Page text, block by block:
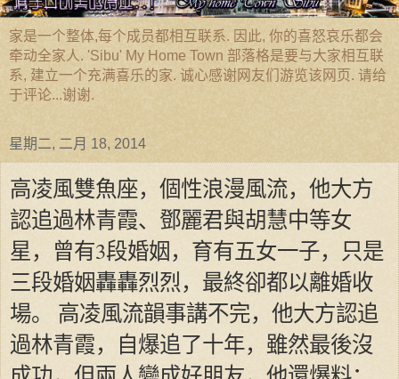
家是一个整体,每个成员都相互联系. 因此, 你的喜怒哀乐都会
牵动全家人. 'Sibu' My Home Town 部落格是要与大家相互联
系, 建立一个充满喜乐的家. 诚心感谢网友们游览该网页. 请给
于评论...谢谢.
星期二, 二月 18, 2014
高凌風雙魚座，個性浪漫風流，他大方
認追過林青霞、鄧麗君與胡慧中等女
星，曾有3段婚姻，育有五女一子，只是
三段婚姻轟轟烈烈，最終卻都以離婚收
場。 高凌風流韻事講不完，他大方認追
過林青霞，自爆追了十年，雖然最後沒